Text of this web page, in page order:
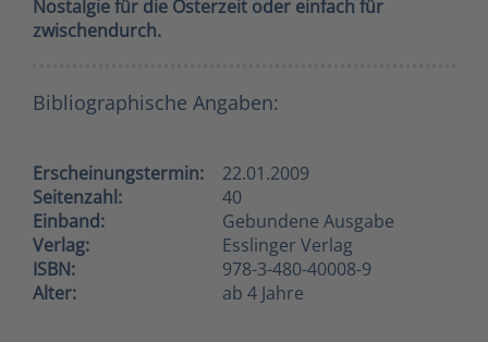
Nostalgie für die Osterzeit oder einfach für
zwischendurch.
Bibliographische Angaben:
Erscheinungstermin:
22.01.2009
Seitenzahl:
40
Einband:
Gebundene Ausgabe
Verlag:
Esslinger Verlag
ISBN:
978-3-480-40008-9
Alter:
ab 4 Jahre